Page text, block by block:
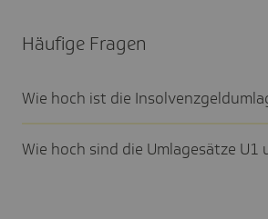
Häufige Fragen
Wie hoch ist die
Wie hoch sind die Umla­ge­sätze U1